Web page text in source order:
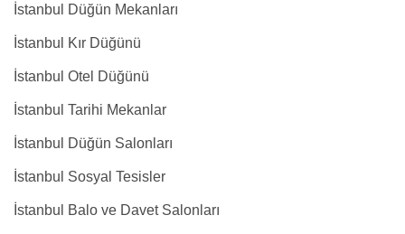
İstanbul Düğün Mekanları
İstanbul Kır Düğünü
İstanbul Otel Düğünü
İstanbul Tarihi Mekanlar
İstanbul Düğün Salonları
İstanbul Sosyal Tesisler
İstanbul Balo ve Davet Salonları